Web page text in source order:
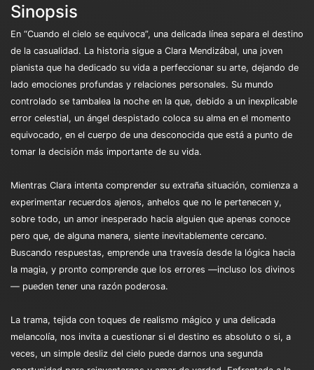
Sinopsis
En “Cuando el cielo se equivoca”, una delicada línea separa el destino
de la casualidad. La historia sigue a Clara Mendizábal, una joven
pianista que ha dedicado su vida a perfeccionar su arte, dejando de
lado emociones profundas y relaciones personales. Su mundo
controlado se tambalea la noche en la que, debido a un inexplicable
error celestial, un ángel despistado coloca su alma en el momento
equivocado, en el cuerpo de una desconocida que está a punto de
tomar la decisión más importante de su vida.
Mientras Clara intenta comprender su extraña situación, comienza a
experimentar recuerdos ajenos, anhelos que no le pertenecen y,
sobre todo, un amor inesperado hacia alguien que apenas conoce
pero que, de alguna manera, siente inevitablemente cercano.
Buscando respuestas, emprende una travesía desde la lógica hacia
la magia, y pronto comprende que los errores —incluso los divinos
— pueden tener una razón poderosa.
La trama, tejida con toques de realismo mágico y una delicada
melancolía, nos invita a cuestionar si el destino es absoluto o si, a
veces, un simple desliz del cielo puede darnos una segunda